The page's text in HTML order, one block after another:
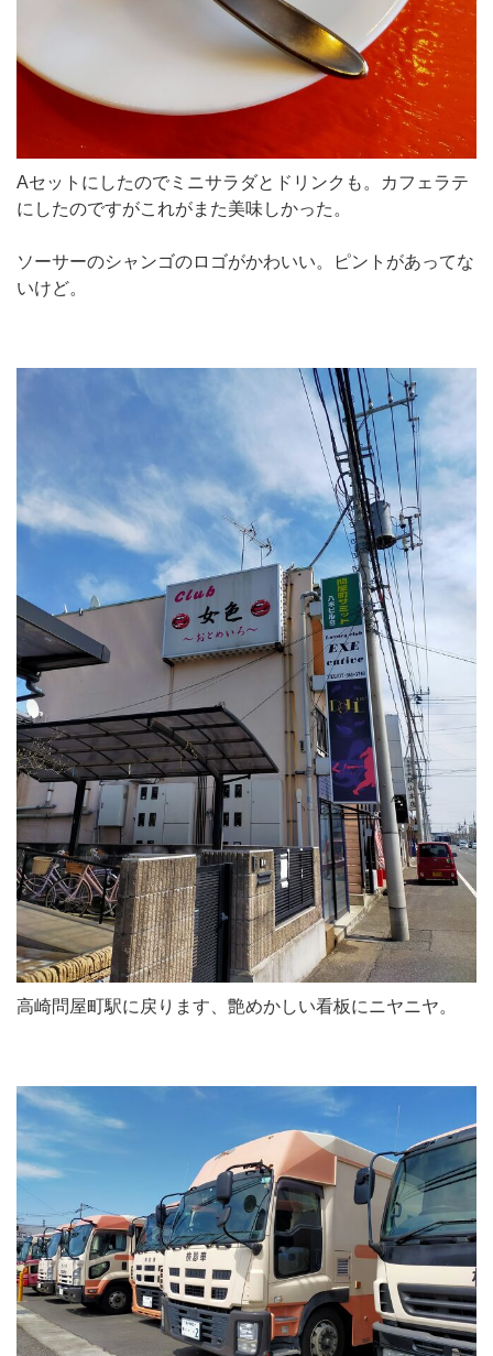
Aセットにしたのでミニサラダとドリンクも。カフェラテ
にしたのですがこれがまた美味しかった。
ソーサーのシャンゴのロゴがかわいい。ピントがあってな
いけど。
高崎問屋町駅に戻ります、艶めかしい看板にニヤニヤ。